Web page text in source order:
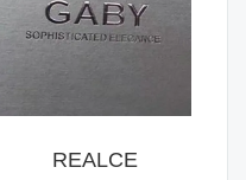
REALCE